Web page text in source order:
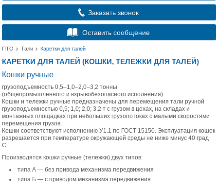
Заказать звонок
Оставить сообщение
ПТО Тали Каретки для талей
КАРЕТКИ ДЛЯ ТАЛЕЙ (КОШКИ, ТЕЛЕЖКИ ДЛЯ ТАЛЕЙ)
Кошки ручные
грузоподъемность 0,5–1,0–2,0–3,2 тонны
(общепромышленного и взрывобезопасного исполнения)
Кошки и тележки ручные предназначены для перемещения тали ручной
грузоподъемностью 0,5; 1,0; 2,0; 3,2 т с грузом в цехах, на складах и
монтажных площадках при небольших грузопотоках с малыми скоростями
перемещения грузов.
Кошки соответствуют исполнению У1.1 по ГОСТ 15150. Эксплуатация кошек
разрешается при температуре окружающей среды не ниже минус 40 град
С.
Производятся кошки ручные (тележки) двух типов:
типа А — без привода механизма передвижения
типа Б — с приводом механизма передвижения